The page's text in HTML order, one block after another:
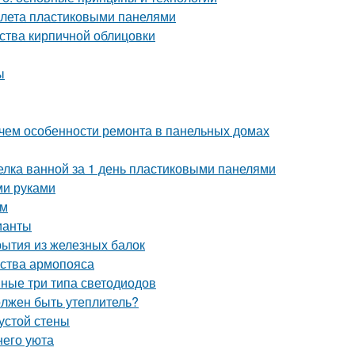
пластиковыми панелями
кирпичной облицовки
особенности ремонта в панельных домах
ванной за 1 день пластиковыми панелями
руками
из железных балок
армопояса
три типа светодиодов
быть утеплитель?
стены
уюта